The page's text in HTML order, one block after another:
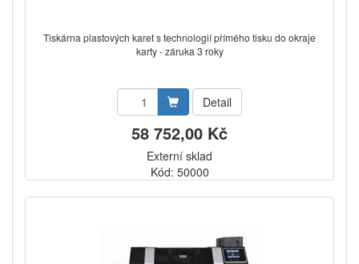
Tiskárna plastových karet s technologií přímého tisku do okraje
karty - záruka 3 roky
Detail
58 752,00 Kč
Externí sklad
Kód: 50000